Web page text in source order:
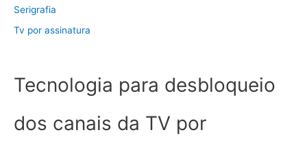
Serigrafia
Tv por assinatura
Tecnologia para desbloqueio
dos canais da TV por